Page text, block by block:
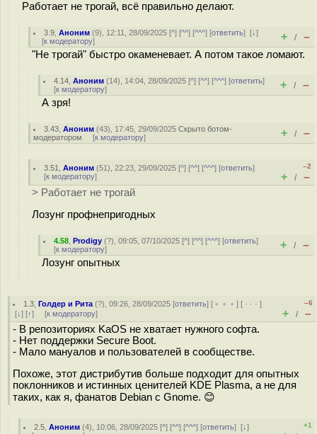
Работает не трогай, всё правильно делают.
3.9 ,Аноним (9), 12:11, 28/09/2025 [^] [^^] [^^^] [ответить][↓]
[к модератору] + / –
"Не трогай" быстро окаменевает. А потом такое ломают.
4.14 ,Аноним (14), 14:04, 28/09/2025 [^] [^^] [^^^] [ответить]
[к модератору] + / –
А зря!
3.43 ,Аноним (43), 17:45, 29/09/2025Скрыто ботом-
модератором [к модератору] + / –
3.51 ,Аноним (51), 22:23, 29/09/2025 [^] [^^] [^^^] [ответить]
[к модератору]
–2
+ / –
> Работает не трогай
Лозунг профнепригодных
4.58 ,Prodigy (?), 09:05, 07/10/2025 [^] [^^] [^^^] [ответить]
[к модератору] + / –
Лозунг опытных
1.3 ,Голдер и Рита (?), 09:26, 28/09/2025 [ответить] [ ﹢﹢﹢] [ · · ·]
[↓] [↑] [к модератору]
–6
+ / –
- В репозиториях KaOS не хватает нужного софта.
- Нет поддержки Secure Boot.
- Мало мануалов и пользователей в сообществе.
Похоже, этот дистрибутив больше подходит для опытных
поклонников и истинных ценителей KDE Plasma, а не для
таких, как я, фанатов Debian с Gnome. 😊
2.5 ,Аноним (4), 10:06, 28/09/2025 [^] [^^] [^^^] [ответить][↓]
+1